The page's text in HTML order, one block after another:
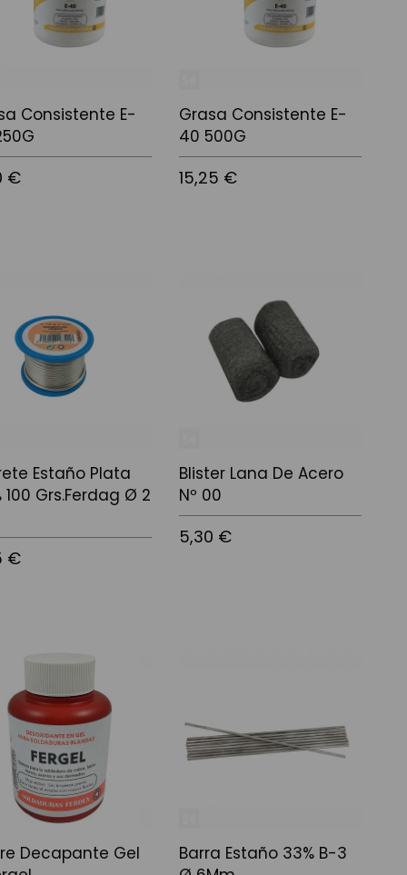
Consistente E-
€
Grasa Consistente E-
40 500G
15,25 €
Estaño Plata
100 Grs.Ferdag Ø 2
€
Blister Lana De Acero
Nº 00
5,30 €
Decapante Gel
Barra Estaño 33% B-3